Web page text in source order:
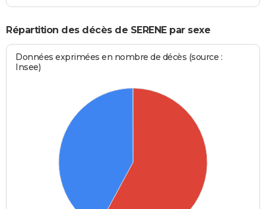
Répartition des décès de SERENE par sexe
Données exprimées en nombre de décès (source :
Insee)